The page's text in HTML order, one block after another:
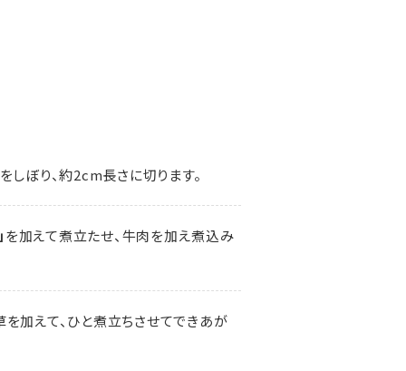
しぼり、約2cm長さに切ります。
を加えて煮立たせ、牛肉を加え煮込み
加えて、ひと煮立ちさせてできあが